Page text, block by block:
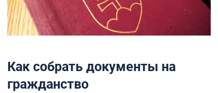
Как собрать документы на
гражданство